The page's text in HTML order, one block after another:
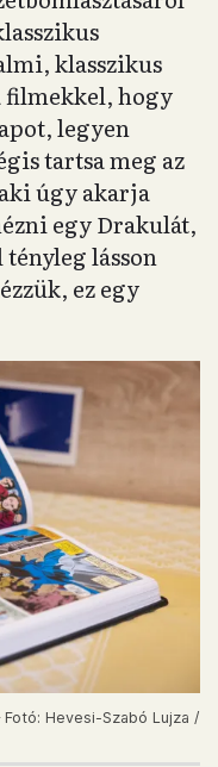
klasszikus
filmekkel, hogy
legyen
tartsa meg az
úgy akarja
egy Drakulát,
lásson
ez egy
Hevesi-Szabó Lujza /